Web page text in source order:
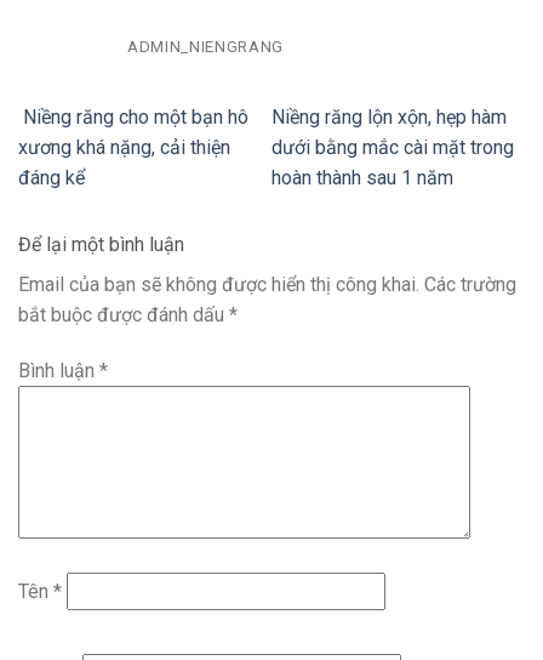
ADMIN_NIENGRANG
Niềng răng cho một bạn hô
xương khá nặng, cải thiện
đáng kể
Niềng răng lộn xộn, hẹp hàm
dưới bằng mắc cài mặt trong
hoàn thành sau 1 năm
Để lại một bình luận
Email của bạn sẽ không được hiển thị công khai. Các trường
bắt buộc được đánh dấu *
Bình luận *
Tên *